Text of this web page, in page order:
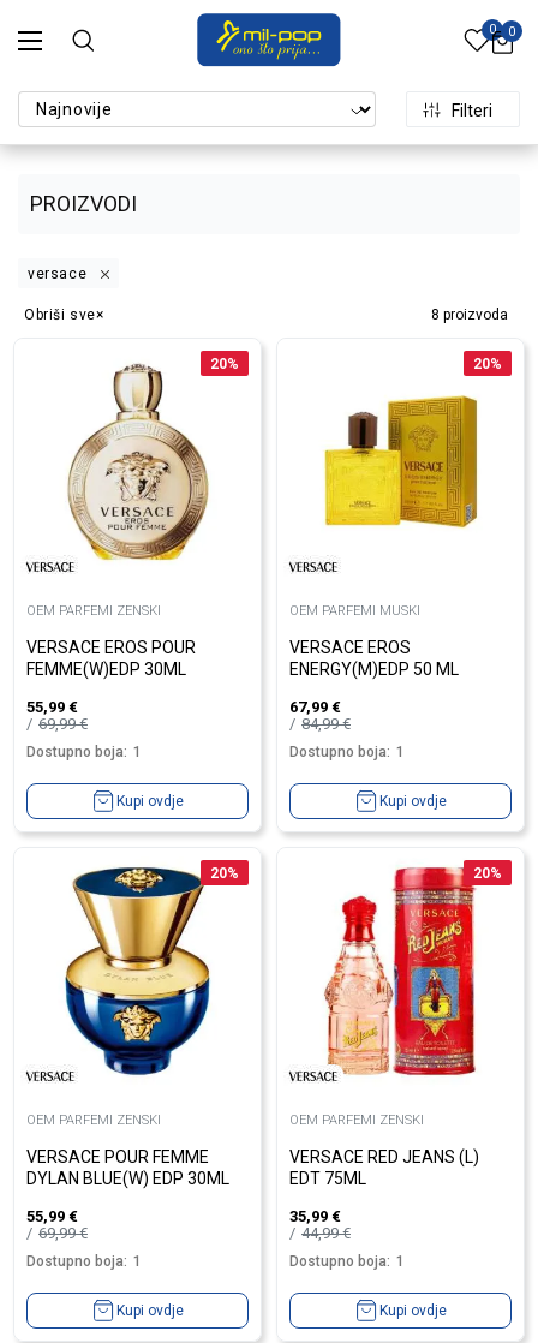
0 0
PROIZVODI
Filteri
versace
8 proizvoda
Obriši sve
20%
OEM PARFEMI ZENSKI
VERSACE EROS POUR
FEMME(W)EDP 30ML
55,99 €
69,99€
Dostupno boja: 1
Kupi ovdje
20%
OEM PARFEMI MUSKI
VERSACE EROS
ENERGY(M)EDP 50 ML
67,99 €
84,99€
Dostupno boja: 1
Kupi ovdje
20%
OEM PARFEMI ZENSKI
VERSACE POUR FEMME
DYLAN BLUE(W) EDP 30ML
55,99 €
69,99€
Dostupno boja: 1
Kupi ovdje
20%
OEM PARFEMI ZENSKI
VERSACE RED JEANS (L)
EDT 75ML
35,99 €
44,99€
Dostupno boja: 1
Kupi ovdje